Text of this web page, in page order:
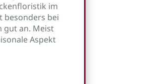
im
besonders bei
gut an. Meist
Aspekt